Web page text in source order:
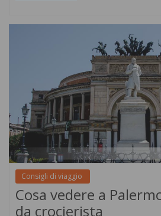
Consigli di viaggio
Cosa vedere a
da crocierista